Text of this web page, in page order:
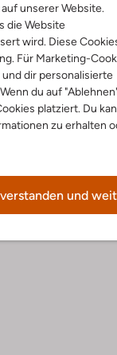
unserer Website.
die Website
wird. Diese
Für Marketing-
dir personalisierte
du auf
platziert. Du
zu erhalten
und